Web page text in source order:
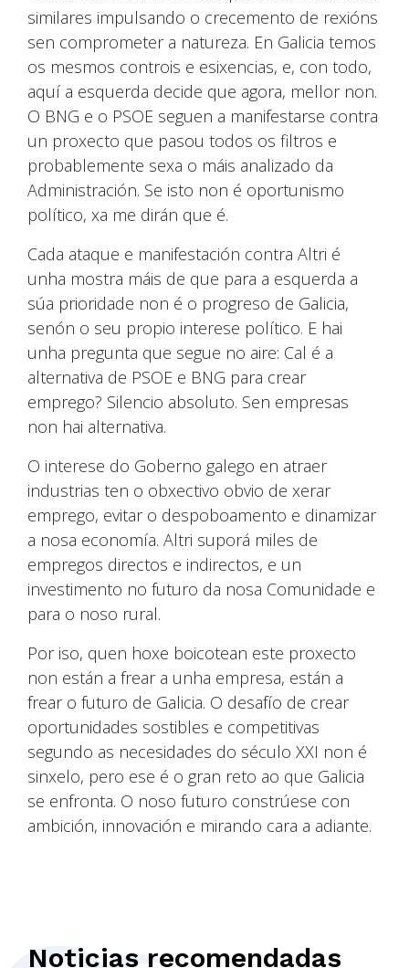
similares impulsando o crecemento de rexións
sen comprometer a natureza. En Galicia temos
os mesmos controis e esixencias, e, con todo,
aquí a esquerda decide que agora, mellor non.
O BNG e o PSOE seguen a manifestarse contra
un proxecto que pasou todos os filtros e
probablemente sexa o máis analizado da
Administración. Se isto non é oportunismo
político, xa me dirán que é.
Cada ataque e manifestación contra Altri é
unha mostra máis de que para a esquerda a
súa prioridade non é o progreso de Galicia,
senón o seu propio interese político. E hai
unha pregunta que segue no aire: Cal é a
alternativa de PSOE e BNG para crear
emprego? Silencio absoluto. Sen empresas
non hai alternativa.
O interese do Goberno galego en atraer
industrias ten o obxectivo obvio de xerar
emprego, evitar o despoboamento e dinamizar
a nosa economía. Altri suporá miles de
empregos directos e indirectos, e un
investimento no futuro da nosa Comunidade e
para o noso rural.
Por iso, quen hoxe boicotean este proxecto
non están a frear a unha empresa, están a
frear o futuro de Galicia. O desafío de crear
oportunidades sostibles e competitivas
segundo as necesidades do século XXI non é
sinxelo, pero ese é o gran reto ao que Galicia
se enfronta. O noso futuro constrúese con
ambición, innovación e mirando cara a adiante.
Noticias recomendadas